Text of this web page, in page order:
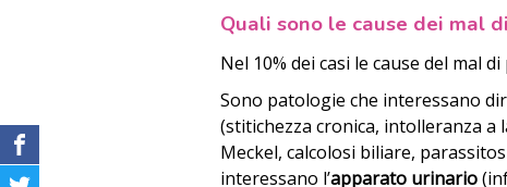
Quali sono le cause dei mal
Nel 10% dei casi le cause del mal
Sono patologie che interessano
(stitichezza cronica, intolleranza
Meckel, calcolosi biliare,
interessano l’apparato urinario